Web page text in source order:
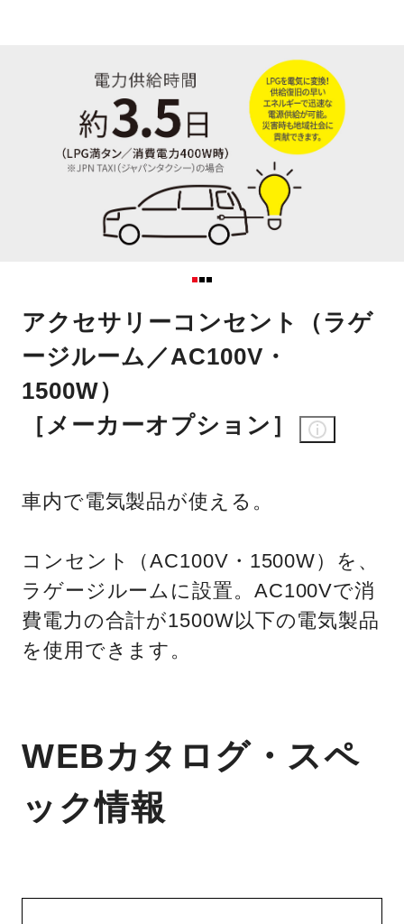
アクセサリーコンセント（ラゲ
ージルーム／AC100V・
1500W）
［メーカーオプション］
車内で電気製品が使える。
コンセント（AC100V・1500W）を、
ラゲージルームに設置。AC100Vで消
費電力の合計が1500W以下の電気製品
を使用できます。
WEBカタログ・スペ
ック情報